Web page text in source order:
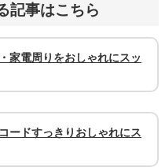
記事はこちら
家電周りをおしゃれにスッ
ードすっきりおしゃれにス